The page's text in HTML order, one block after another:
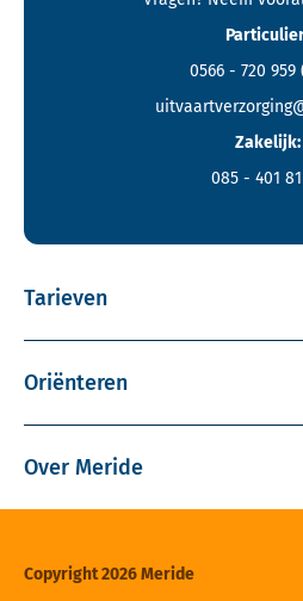
0566 - 720 959
Zakelijk:
085 - 401
Tarieven
Oriënteren
Over Meride
Copyright 2026 Meride